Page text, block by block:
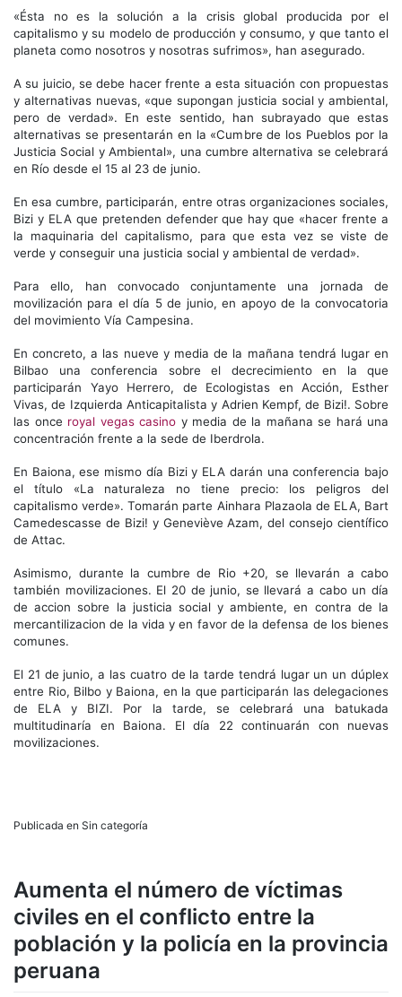
«Ésta no es la solución a la crisis global producida por el
capitalismo y su modelo de producción y consumo, y que tanto el
planeta como nosotros y nosotras sufrimos», han asegurado.
A su juicio, se debe hacer frente a esta situación con propuestas
y alternativas nuevas, «que supongan justicia social y ambiental,
pero de verdad». En este sentido, han subrayado que estas
alternativas se presentarán en la «Cumbre de los Pueblos por la
Justicia Social y Ambiental», una cumbre alternativa se celebrará
en Río desde el 15 al 23 de junio.
En esa cumbre, participarán, entre otras organizaciones sociales,
Bizi y ELA que pretenden defender que hay que «hacer frente a
la maquinaria del capitalismo, para que esta vez se viste de
verde y conseguir una justicia social y ambiental de verdad».
Para ello, han convocado conjuntamente una jornada de
movilización para el día 5 de junio, en apoyo de la convocatoria
del movimiento Vía Campesina.
En concreto, a las nueve y media de la mañana tendrá lugar en
Bilbao una conferencia sobre el decrecimiento en la que
participarán Yayo Herrero, de Ecologistas en Acción, Esther
Vivas, de Izquierda Anticapitalista y Adrien Kempf, de Bizi!. Sobre
las once royal vegas casino y media de la mañana se hará una
concentración frente a la sede de Iberdrola.
En Baiona, ese mismo día Bizi y ELA darán una conferencia bajo
el título «La naturaleza no tiene precio: los peligros del
capitalismo verde». Tomarán parte Ainhara Plazaola de ELA, Bart
Camedescasse de Bizi! y Geneviève Azam, del consejo científico
de Attac.
Asimismo, durante la cumbre de Rio +20, se llevarán a cabo
también movilizaciones. El 20 de junio, se llevará a cabo un día
de accion sobre la justicia social y ambiente, en contra de la
mercantilizacion de la vida y en favor de la defensa de los bienes
comunes.
El 21 de junio, a las cuatro de la tarde tendrá lugar un un dúplex
entre Rio, Bilbo y Baiona, en la que participarán las delegaciones
de ELA y BIZI. Por la tarde, se celebrará una batukada
multitudinaría en Baiona. El día 22 continuarán con nuevas
movilizaciones.
Publicada en Sin categoría
Aumenta el número de víctimas
civiles en el conflicto entre la
población y la policía en la provincia
peruana